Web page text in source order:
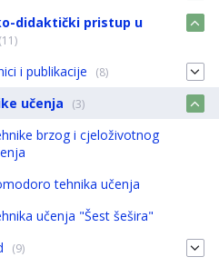
didaktički pristup u
(11)
i publikacije (8)
učenja (3)
brzog i cjeloživotnog
tehnika učenja
učenja "Šest šešira"
(9)